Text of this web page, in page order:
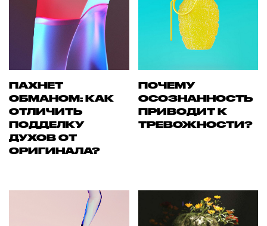
ПАХНЕТ
ОБМАНОМ: КАК
ОТЛИЧИТЬ
ПОДДЕЛКУ
ДУХОВ ОТ
ОРИГИНАЛА?
ПОЧЕМУ
ОСОЗНАННОСТЬ
ПРИВОДИТ К
ТРЕВОЖНОСТИ?